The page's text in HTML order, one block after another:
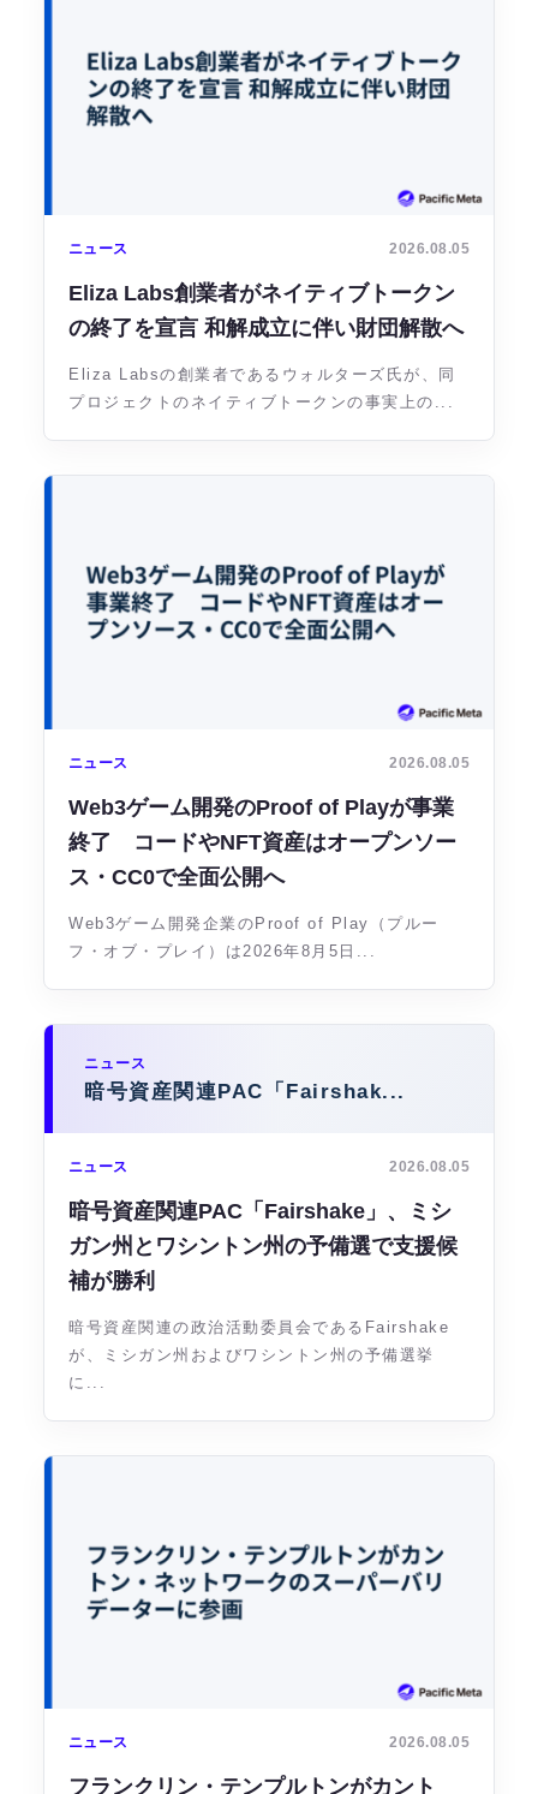
ニュース 2026.08.05
Eliza Labs創業者がネイティブトークン
の終了を宣言 和解成立に伴い財団解散へ
Eliza Labsの創業者であるウォルターズ氏が、同
プロジェクトのネイティブトークンの事実上の...
ニュース 2026.08.05
Web3ゲーム開発のProof of Playが事業
終了 コードやNFT資産はオープンソー
ス・CC0で全面公開へ
Web3ゲーム開発企業のProof of Play（プルー
フ・オブ・プレイ）は2026年8月5日...
ニュース
暗号資産関連PAC「Fairshak...
ニュース 2026.08.05
暗号資産関連PAC「Fairshake」、ミシ
ガン州とワシントン州の予備選で支援候
補が勝利
暗号資産関連の政治活動委員会であるFairshake
が、ミシガン州およびワシントン州の予備選挙
に...
ニュース 2026.08.05
フランクリン・テンプルトンがカント